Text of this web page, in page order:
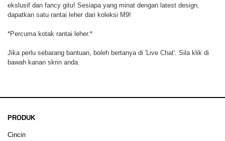
ekslusif dan fancy gitu! Sesiapa yang minat dengan latest design,
dapatkan satu rantai leher dari koleksi M9!
*Percuma kotak rantai leher.*
Jika perlu sebarang bantuan, boleh bertanya di 'Live Chat'. Sila klik di
bawah kanan skrin anda.
PRODUK
Cincin